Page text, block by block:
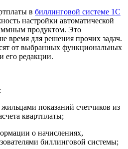
в биллинговой системе 1С
настройки автоматической
продуктом. Это
время для решения прочих задач.
от выбранных функциональных
его редакции.
показаний счетчиков из
квартплаты;
о начислениях,
биллинговой системы;